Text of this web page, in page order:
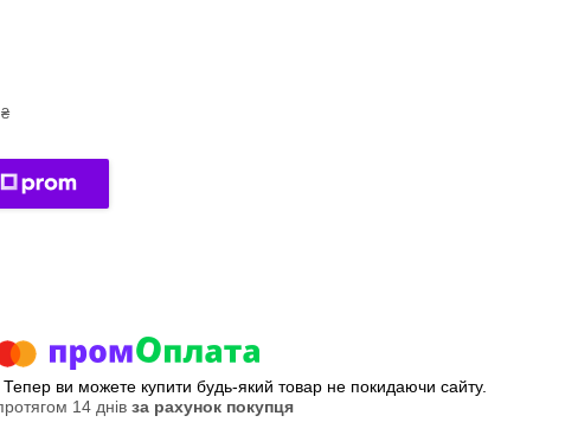
Тепер ви можете купити будь-який товар не покидаючи сайту.
14 днів за рахунок покупця